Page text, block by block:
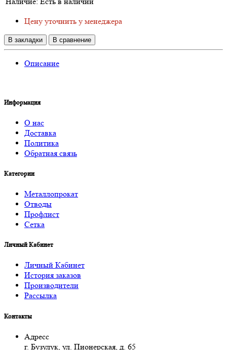
Цену уточнить у менеджера
В закладки В сравнение
Описание
Информация
О нас
Доставка
Политика
Обратная связь
Категории
Металлопрокат
Отводы
Профлист
Сетка
Личный Кабинет
Личный Кабинет
История заказов
Производители
Рассылка
Контакты
Адресс
г. Бузулук, ул. Пионерская, д. 65